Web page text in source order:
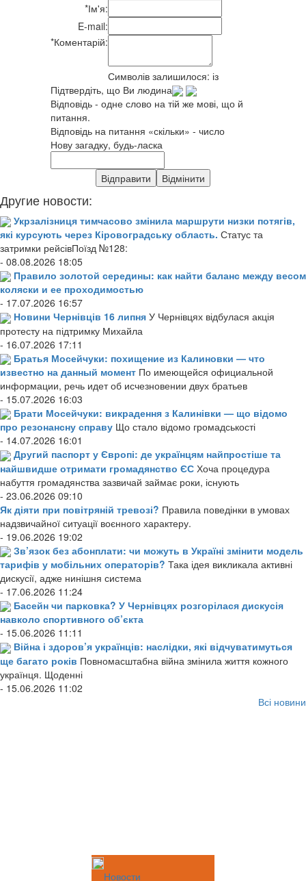
*Ім'я:
E-mail:
*Коментарій:
Символів залишилося: із
Підтвердіть, що Ви людина
Відповідь - одне слово на тій же мові, що й
питання.
Відповідь на питання «скільки» - число
Нову загадку, будь-ласка
Другие новости:
Укрзалізниця тимчасово змінила маршрути низки потягів,
які курсують через Кіровоградську область. Статус та
затримки рейсівПоїзд №128:
- 08.08.2026 18:05
Правило золотой середины: как найти баланс между весом
коляски и ее проходимостью
- 17.07.2026 16:57
Новини Чернівців 16 липня У Чернівцях відбулася акція
протесту на підтримку Михайла
- 16.07.2026 17:11
Братья Мосейчуки: похищение из Калиновки — что
известно на данный момент По имеющейся официальной
информации, речь идет об исчезновении двух братьев
- 15.07.2026 16:03
Брати Мосейчуки: викрадення з Калинівки — що відомо
про резонансну справу Що стало відомо громадськості
- 14.07.2026 16:01
Другий паспорт у Європі: де українцям найпростіше та
найшвидше отримати громадянство ЄС Хоча процедура
набуття громадянства зазвичай займає роки, існують
- 23.06.2026 09:10
Як діяти при повітряній тревозі? Правила поведінки в умовах
надзвичайної ситуації воєнного характеру.
- 19.06.2026 19:02
Зв’язок без абонплати: чи можуть в Україні змінити модель
тарифів у мобільних операторів? Така ідея викликала активні
дискусії, адже нинішня система
- 17.06.2026 11:24
Басейн чи парковка? У Чернівцях розгорілася дискусія
навколо спортивного об’єкта
- 15.06.2026 11:11
Війна і здоров’я українців: наслідки, які відчуватимуться
ще багато років Повномасштабна війна змінила життя кожного
українця. Щоденні
- 15.06.2026 11:02
Всі новини
Новости